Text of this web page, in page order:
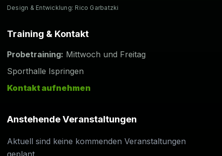
Design & Entwicklung: Rico Garbatzki
Training & Kontakt
Probetraining: Mittwoch und Freitag
Sporthalle Ispringen
Kontakt aufnehmen
Anstehende Veranstaltungen
Aktuell sind keine kommenden Veranstaltungen
geplant.